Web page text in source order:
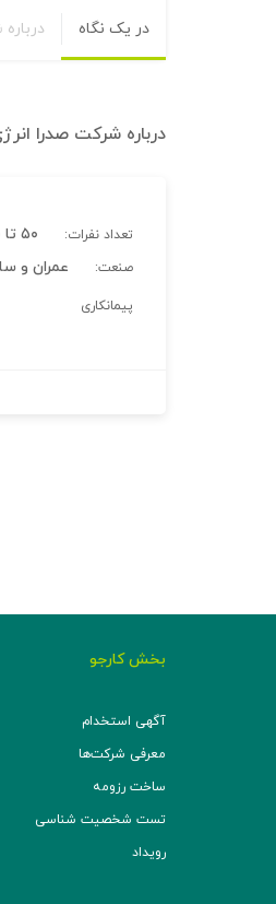
در یک نگاه
درباره شرکت صدرا
تعداد نفرات: ۵۰ تا ۲۵۰ نفر
صنعت: عمران و
پیمانکاری
بخش کارجو
آگهی استخدام
معرفی شرکت‌ها
ساخت رزومه
تست شخصیت شناسی
رویداد